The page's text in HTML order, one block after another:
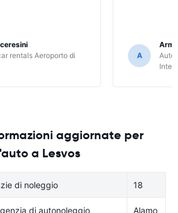
rentals Aeroporto di
A
aggiornate per
a Lesvos
di noleggio 18
di autonoleggio Alamo